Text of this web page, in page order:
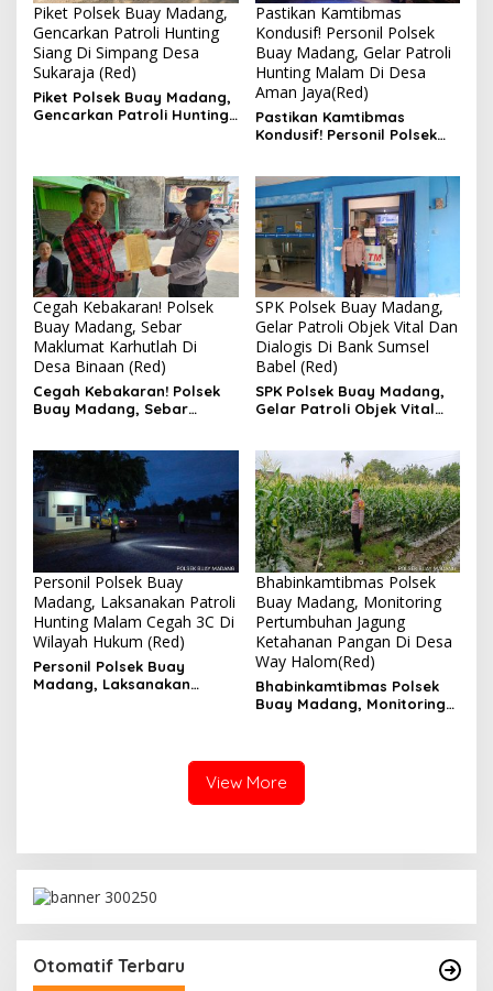
Piket Polsek Buay Madang,
Gencarkan Patroli Hunting
Siang Di Simpang Desa
Sukaraja (Red)
Piket Polsek Buay Madang,
Gencarkan Patroli Hunting
Pastikan Kamtibmas
Kondusif! Personil Polsek
Buay Madang, Gelar Patroli
Hunting Malam Di Desa
Aman Jaya(Red)
Pastikan Kamtibmas
Kondusif! Personil Polsek
Desa Aman Jaya
Cegah Kebakaran! Polsek
Buay Madang, Sebar
Maklumat Karhutlah Di
Desa Binaan (Red)
Cegah Kebakaran! Polsek
Buay Madang, Sebar
SPK Polsek Buay Madang,
Gelar Patroli Objek Vital Dan
Dialogis Di Bank Sumsel
Babel (Red)
SPK Polsek Buay Madang,
Gelar Patroli Objek Vital
Personil Polsek Buay
Madang, Laksanakan Patroli
Hunting Malam Cegah 3C Di
Wilayah Hukum (Red)
Personil Polsek Buay
Madang, Laksanakan
Bhabinkamtibmas Polsek
Buay Madang, Monitoring
Pertumbuhan Jagung
Ketahanan Pangan Di Desa
Way Halom(Red)
Bhabinkamtibmas Polsek
Buay Madang, Monitoring
View More
Otomatif Terbaru